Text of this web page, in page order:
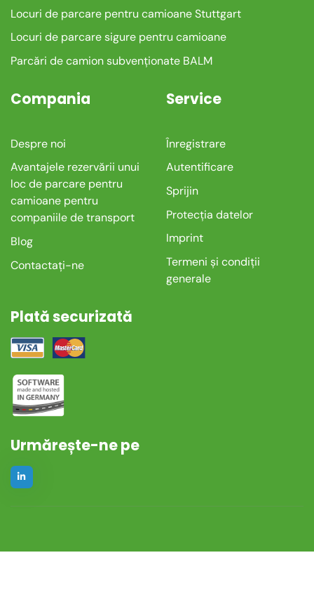
Locuri de parcare pentru camioane Stuttgart
Locuri de parcare sigure pentru camioane
Parcări de camion subvenționate BALM
Compania
Despre noi
Avantajele rezervării unui
loc de parcare pentru
camioane pentru
companiile de transport
Blog
Contactați-ne
Service
Înregistrare
Autentificare
Sprijin
Protecția datelor
Imprint
Termeni și condiții
generale
Plată securizată
Urmărește-ne pe